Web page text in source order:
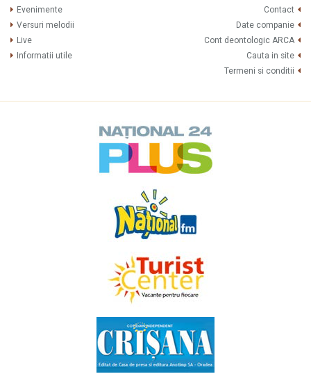
Evenimente
Versuri melodii
Live
Informatii utile
Contact
Date companie
Cont deontologic ARCA
Cauta in site
Termeni si conditii